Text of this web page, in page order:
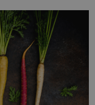
se paměť